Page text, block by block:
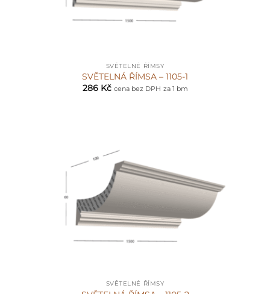
SVĚTELNÉ ŘÍMSY
SVĚTELNÁ ŘÍMSA – 1105-1
286 Kč cena bez DPH za 1 bm
SVĚTELNÉ ŘÍMSY